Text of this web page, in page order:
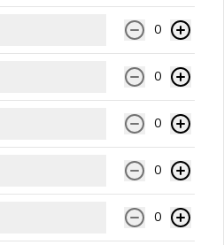
$9.990
Carne angus, queso cheddar, lechuga,
tomate, cebolla cruda y salsa golf.
0
0
0
0
0